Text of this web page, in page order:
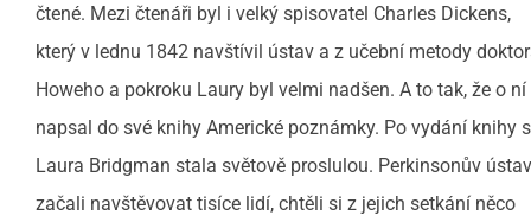
čtené. Mezi čtenáři byl i velký spisovatel Charles Dickens,
který v lednu 1842 navštívil ústav a z učební metody
Howeho a pokroku Laury byl velmi nadšen. A to tak, že o ní
napsal do své knihy Americké poznámky. Po vydání knihy
Laura Bridgman stala světově proslulou. Perkinsonův ústav
začali navštěvovat tisíce lidí, chtěli si z jejich setkání něco